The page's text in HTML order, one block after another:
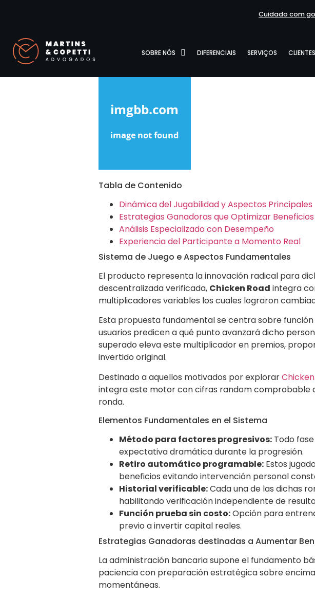
Cuidado com
SOBRE NÓS DIFERENCIAIS SERVIÇOS CLIENTES
Tabla de Contenido
Dinámica del Jugabilidad y Aspectos Principales
Estrategias Ganadoras que Optimizar Beneficios
Análisis Especializado con Desempeño
Experiencia del Participante a Momento Real
Sistema de Juego e Aspectos Fundamentales
El producto representa la innovación radical para
descentralizada verificada, Chicken Road integra
multiplicadores variables los cuales lograron
Esta propuesta fundamental se centra sobre
usuarios predicen a qué punto avanzará dicho
superado eleva este multiplicador en premios,
invertido original.
Destinado a aquellos motivados por explorar
integra este motor con cifras random
ronda.
Elementos Fundamentales en el Sistema
Método para factores progresivos: Todo
expectativa dramática durante la progresión.
Retiro automático programable: Estos
beneficios evitando intervención personal
Historial verificable:Cada una de las dichas
habilitando verificación independiente de
Función prueba sin costo:Opción para
previo a invertir capital reales.
Estrategias Ganadoras destinadas a Aumentar
La administración bancaria supone el fundamento
paciencia con preparación estratégica sobre
momentáneas.